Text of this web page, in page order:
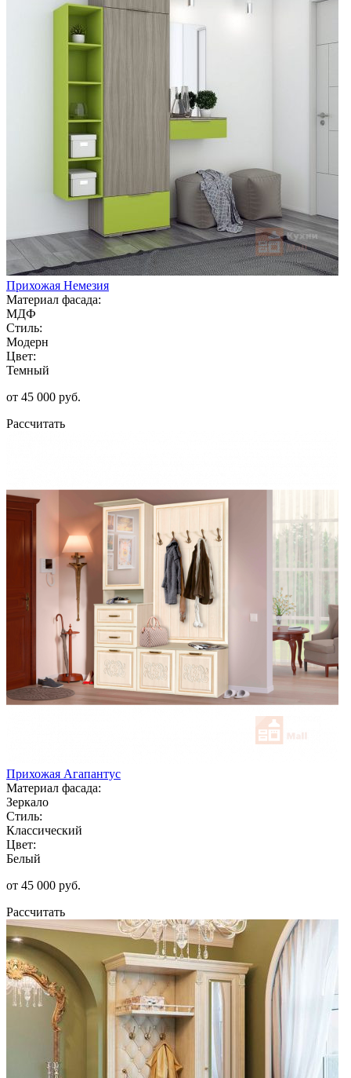
Прихожая Немезия
Материал фасада:
МДФ
Стиль:
Модерн
Цвет:
Темный
от 45 000 руб.
Рассчитать
Прихожая Агапантус
Материал фасада:
Зеркало
Стиль:
Классический
Цвет:
Белый
от 45 000 руб.
Рассчитать